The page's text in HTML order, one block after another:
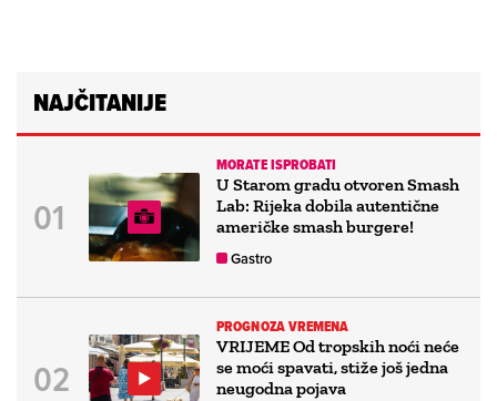
NAJČITANIJE
MORATE ISPROBATI
U Starom gradu otvoren Smash
Lab: Rijeka dobila autentične
američke smash burgere!
Gastro
PROGNOZA VREMENA
VRIJEME Od tropskih noći neće
se moći spavati, stiže još jedna
neugodna pojava